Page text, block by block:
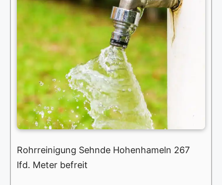
Rohrreinigung Sehnde Hohenhameln 267
lfd. Meter befreit